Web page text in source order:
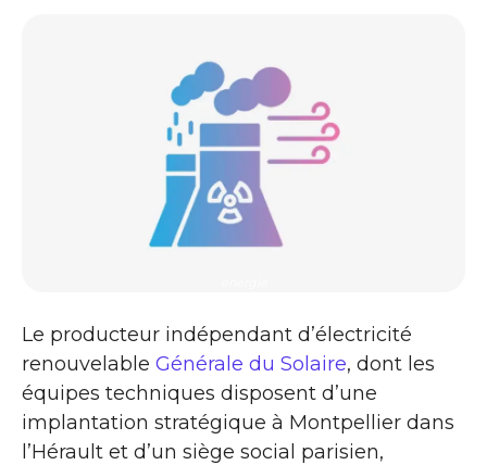
Le producteur indépendant d’électricité
renouvelable Générale du Solaire, dont les
équipes techniques disposent d’une
implantation stratégique à Montpellier dans
l’Hérault et d’un siège social parisien,